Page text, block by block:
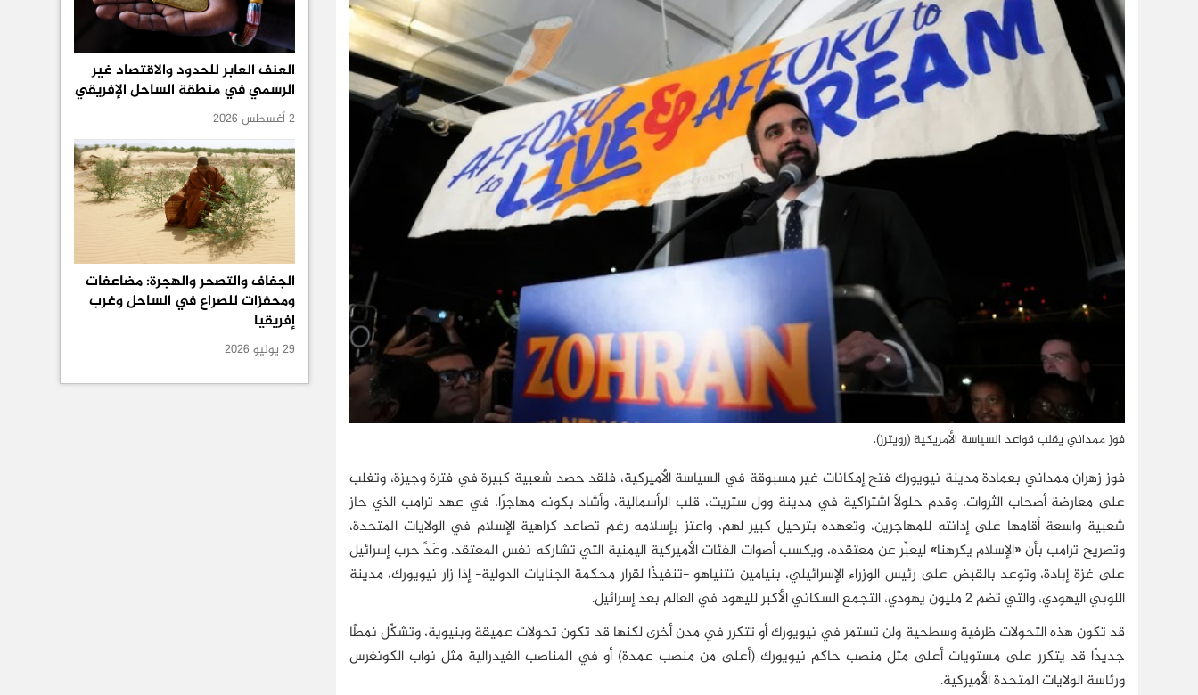
فوز ممداني يقلب قواعد السياسة الأمريكية (رويترز).
فوز زهران ممداني بعمادة مدينة نيويورك فتح إمكانات غير مسبوقة في السياسة الأميركية، فلقد حصد شعبية كبيرة في فترة وجيزة، وتغلب
على معارضة أصحاب الثروات، وقدم حلولًا اشتراكية في مدينة وول ستريت، قلب الرأسمالية، وأشاد بكونه مهاجرًا، في عهد ترامب الذي حاز
شعبية واسعة أقامها على إدانته للمهاجرين، وتعهده بترحيل كبير لهم، واعتز بإسلامه رغم تصاعد كراهية الإسلام في الولايات المتحدة،
وتصريح ترامب بأن «الإسلام يكرهنا» ليعبِّر عن معتقده، ويكسب أصوات الفئات الأميركية اليمنية التي تشاركه نفس المعتقد. وعَدَّ حرب إسرائيل
على غزة إبادة، وتوعد بالقبض على رئيس الوزراء الإسرائيلي، بنيامين نتنياهو -تنفيذًا لقرار محكمة الجنايات الدولية- إذا زار نيويورك، مدينة
اللوبي اليهودي، والتي تضم 2 مليون يهودي، التجمع السكاني الأكبر لليهود في العالم بعد إسرائيل.
قد تكون هذه التحولات ظرفية وسطحية ولن تستمر في نيويورك أو تتكرر في مدن أخرى لكنها قد تكون تحولات عميقة وبنيوية، وتشكِّل نمطًا
جديدًا قد يتكرر على مستويات أعلى مثل منصب حاكم نيويورك (أعلى من منصب عمدة) أو في المناصب الفيدرالية مثل نواب الكونغرس
ورئاسة الولايات المتحدة الأميركية.
العنف العابر للحدود والاقتصاد غير
الرسمي في منطقة الساحل الإفريقي
2 أغسطس 2026
الجفاف والتصحر والهجرة: مضاعفات
ومحفزات للصراع في الساحل وغرب
إفريقيا
29 يوليو 2026